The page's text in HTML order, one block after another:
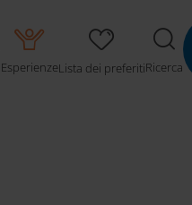
EsperienzeLista dei preferitiRicerca